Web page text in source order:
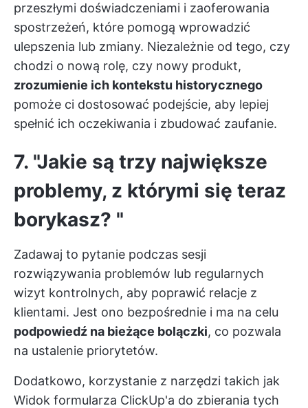
przeszłymi doświadczeniami i zaoferowania
spostrzeżeń, które pomogą wprowadzić
ulepszenia lub zmiany. Niezależnie od tego, czy
chodzi o nową rolę, czy nowy produkt,
zrozumienie ich kontekstu historycznego
pomoże ci dostosować podejście, aby lepiej
spełnić ich oczekiwania i zbudować zaufanie.
7. "Jakie są trzy największe
problemy, z którymi się teraz
borykasz? "
Zadawaj to pytanie podczas sesji
rozwiązywania problemów lub regularnych
wizyt kontrolnych, aby poprawić relacje z
klientami. Jest ono bezpośrednie i ma na celu
podpowiedź na bieżące bolączki, co pozwala
na ustalenie priorytetów.
Dodatkowo, korzystanie z narzędzi takich jak
Widok formularza ClickUp'a do zbierania tych